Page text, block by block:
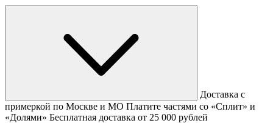
Доставка с
примеркой по Москве и МО Платите частями со «Сплит» и
«Долями» Бесплатная доставка от 25 000 рублей